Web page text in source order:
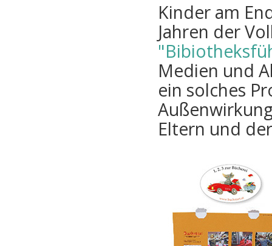
Kinder am
Jahren der
Medien und
ein solches
Eltern und